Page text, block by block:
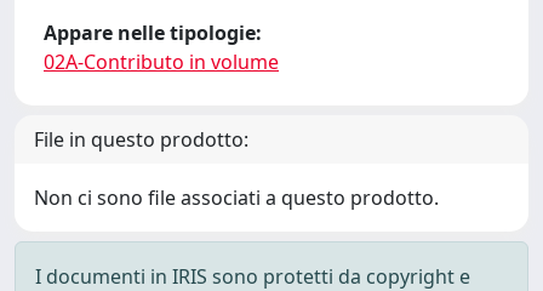
Appare nelle tipologie:
02A-Contributo in volume
File in questo prodotto:
Non ci sono file associati a questo prodotto.
I documenti in IRIS sono protetti da copyright e